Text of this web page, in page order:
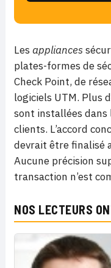
Les appliances
plates-formes de
Check Point, de
logiciels UTM. Plus
sont installées dans
clients. L’accord
devrait être finalisé
Aucune précision
transaction n’est
NOS LECTEURS